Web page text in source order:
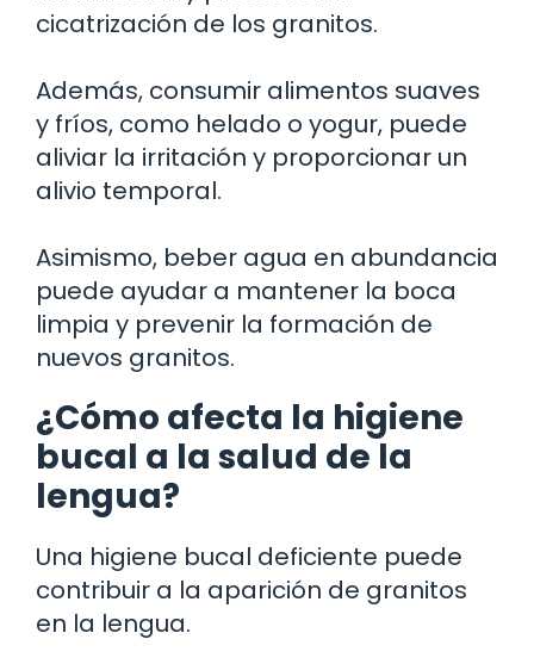
cicatrización de los granitos.
Además, consumir alimentos suaves
y fríos, como helado o yogur, puede
aliviar la irritación y proporcionar un
alivio temporal.
Asimismo, beber agua en abundancia
puede ayudar a mantener la boca
limpia y prevenir la formación de
nuevos granitos.
¿Cómo afecta la higiene
bucal a la salud de la
lengua?
Una higiene bucal deficiente puede
contribuir a la aparición de granitos
en la lengua.